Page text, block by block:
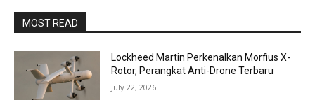
MOST READ
Lockheed Martin Perkenalkan Morfius X-
Rotor, Perangkat Anti-Drone Terbaru
July 22, 2026